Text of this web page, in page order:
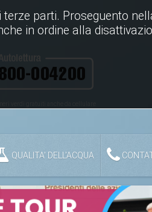
QUALITA’ DELL’ACQUA
parti. Proseguento
in ordine alla